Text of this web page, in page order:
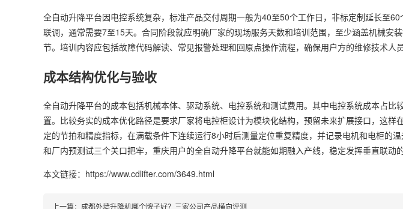
全自动升降平台因电控系统复杂，标准产品交付周期一般为40至50个工作日，非标定制延长至
联调，通常需要7至15天。合同阶段就应明确厂家的现场服务天数和培训范围，至少涵盖机械安
节。培训内容应包括故障代码解读、常见报警处理和回原点操作流程，确保用户方的维修技术人
成本结构优化与验收
全自动升降平台的成本包括机械本体、驱动系统、电控系统和测试费用。其中电控系统成本占
置。比较务实的成本优化路径是要求厂家将电控柜设计为模块化结构，预留未来扩展接口，这
定的节拍和精度指标，在满载条件下连续运行8小时后测量定位重复精度，并记录电机和电柜的
和厂内预测试三个关口把牢，重庆用户的全自动升降平台就能如期融入产线，稳定发挥垂直联动的
本文链接：https://www.cdlifter.com/3649.html
上一篇： 成都外墙升降机哪个牌子好？三家公司产品横向评测